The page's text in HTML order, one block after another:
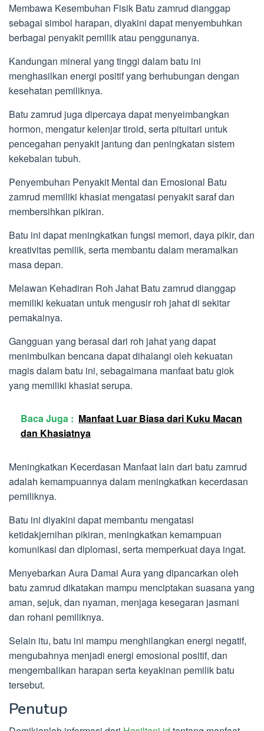
Membawa Kesembuhan Fisik Batu zamrud dianggap
sebagai simbol harapan, diyakini dapat menyembuhkan
berbagai penyakit pemilik atau penggunanya.
Kandungan mineral yang tinggi dalam batu ini
menghasilkan energi positif yang berhubungan dengan
kesehatan pemiliknya.
Batu zamrud juga dipercaya dapat menyeimbangkan
hormon, mengatur kelenjar tiroid, serta pituitari untuk
pencegahan penyakit jantung dan peningkatan sistem
kekebalan tubuh.
Penyembuhan Penyakit Mental dan Emosional Batu
zamrud memiliki khasiat mengatasi penyakit saraf dan
membersihkan pikiran.
Batu ini dapat meningkatkan fungsi memori, daya pikir, dan
kreativitas pemilik, serta membantu dalam meramalkan
masa depan.
Melawan Kehadiran Roh Jahat Batu zamrud dianggap
memiliki kekuatan untuk mengusir roh jahat di sekitar
pemakainya.
Gangguan yang berasal dari roh jahat yang dapat
menimbulkan bencana dapat dihalangi oleh kekuatan
magis dalam batu ini, sebagaimana manfaat batu giok
yang memiliki khasiat serupa.
Baca Juga : Manfaat Luar Biasa dari Kuku Macan
dan Khasiatnya
Meningkatkan Kecerdasan Manfaat lain dari batu zamrud
adalah kemampuannya dalam meningkatkan kecerdasan
pemiliknya.
Batu ini diyakini dapat membantu mengatasi
ketidakjernihan pikiran, meningkatkan kemampuan
komunikasi dan diplomasi, serta memperkuat daya ingat.
Menyebarkan Aura Damai Aura yang dipancarkan oleh
batu zamrud dikatakan mampu menciptakan suasana yang
aman, sejuk, dan nyaman, menjaga kesegaran jasmani
dan rohani pemiliknya.
Selain itu, batu ini mampu menghilangkan energi negatif,
mengubahnya menjadi energi emosional positif, dan
mengembalikan harapan serta keyakinan pemilik batu
tersebut.
Penutup